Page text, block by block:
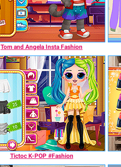
Tom and Angela Insta Fashion
Tictoc K-POP #Fashion